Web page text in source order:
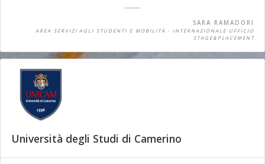
SARA RAMADORI
AREA SERVIZI AGLI STUDENTI E MOBILITÀ - INTERNAZIONALE UFFICIO
STAGE&PLACEMENT
Università degli Studi di Camerino